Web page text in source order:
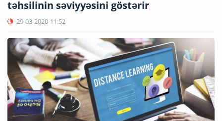
təhsilinin səviyyəsini göstərir
29-03-2020 11:52